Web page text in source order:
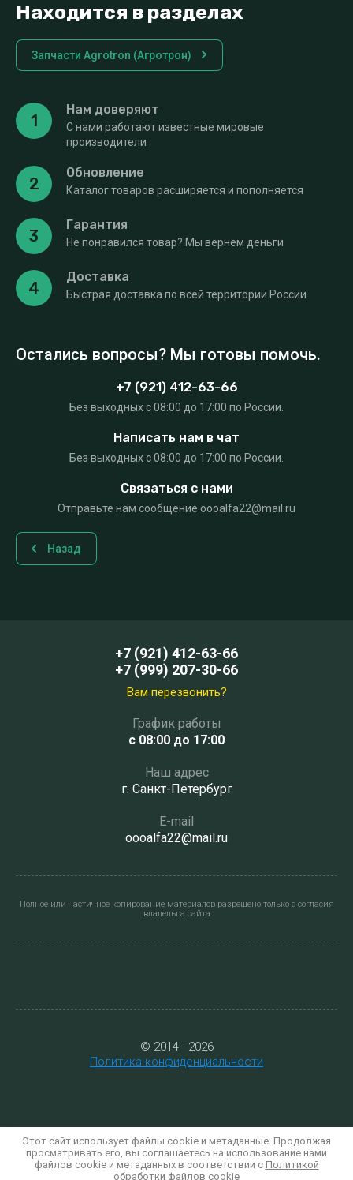
Находится в разделах
Запчасти Agrotron (Агротрон)
1
Нам доверяют
С нами работают известные мировые
производители
2
Обновление
Каталог товаров расширяется и пополняется
3
Гарантия
Не понравился товар? Мы вернем деньги
4
Доставка
Быстрая доставка по всей территории России
Остались вопросы? Мы готовы помочь.
+7 (921) 412-63-66
Без выходных c 08:00 до 17:00 по России.
Написать нам в чат
Без выходных c 08:00 до 17:00 по России.
Связаться с нами
Отправьте нам сообщение oooalfa22@mail.ru
Назад
+7 (921) 412-63-66
+7 (999) 207-30-66
Вам перезвонить?
График работы
c 08:00 до 17:00
Наш адрес
г. Санкт-Петербург
E-mail
oooalfa22@mail.ru
Полное или частичное копирование материалов разрешено только с согласия
владельца сайта
© 2014 - 2026
Политика конфиденциальности
Powered byZoon
Этот сайт использует файлы cookie и метаданные. Продолжая
просматривать его, вы соглашаетесь на использование нами
файлов cookie и метаданных в соответствии с Политикой
обработки файлов cookie